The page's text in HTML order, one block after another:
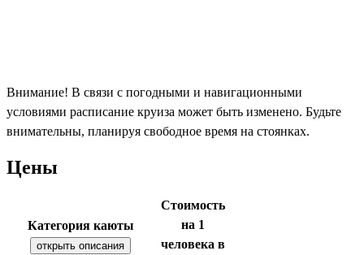
Внимание! В связи с погодными и навигационными
условиями расписание круиза может быть изменено. Будьте
внимательны, планируя свободное время на стоянках.
Цены
Категория каюты
открыть описания
Стоимость
на 1
человека в